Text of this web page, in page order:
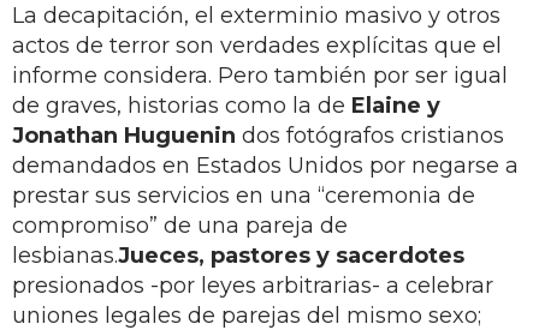
La decapitación, el exterminio masivo y otros
actos de terror son verdades explícitas que el
informe considera. Pero también por ser igual
de graves, historias como la de Elaine y
Jonathan Huguenin dos fotógrafos cristianos
demandados en Estados Unidos por negarse a
prestar sus servicios en una “ceremonia de
compromiso” de una pareja de
lesbianas.Jueces, pastores y sacerdotes
presionados -por leyes arbitrarias- a celebrar
uniones legales de parejas del mismo sexo;